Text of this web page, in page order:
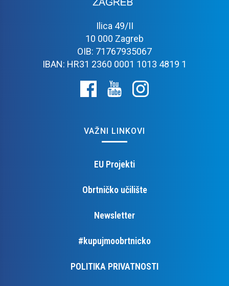
Ilica 49/II
10 000 Zagreb
OIB: 71767935067
IBAN: HR31 2360 0001 1013 4819 1
VAŽNI LINKOVI
EU Projekti
Obrtničko učilište
Newsletter
#kupujmoobrtnicko
POLITIKA PRIVATNOSTI